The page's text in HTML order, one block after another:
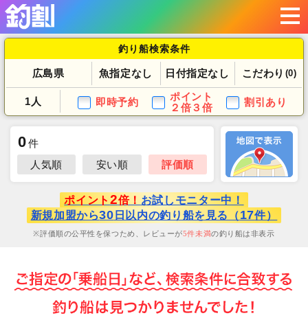
釣り船検索条件
広島県 魚指定なし 日付指定なし こだわり (0)
1人 即時予約
ポイント
２倍３倍
割引あり
0件
人気順
安い順 評価順
ポイント 2倍！ お試しモニター中！
新規加盟から30 日以内の釣り船を見る（17件）
評価順の公平性を保つため、レビューが5件未満の釣り船は非表示